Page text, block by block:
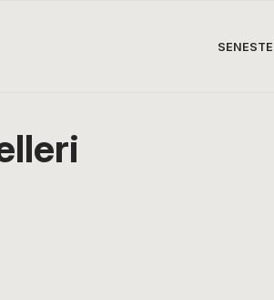
SENESTE